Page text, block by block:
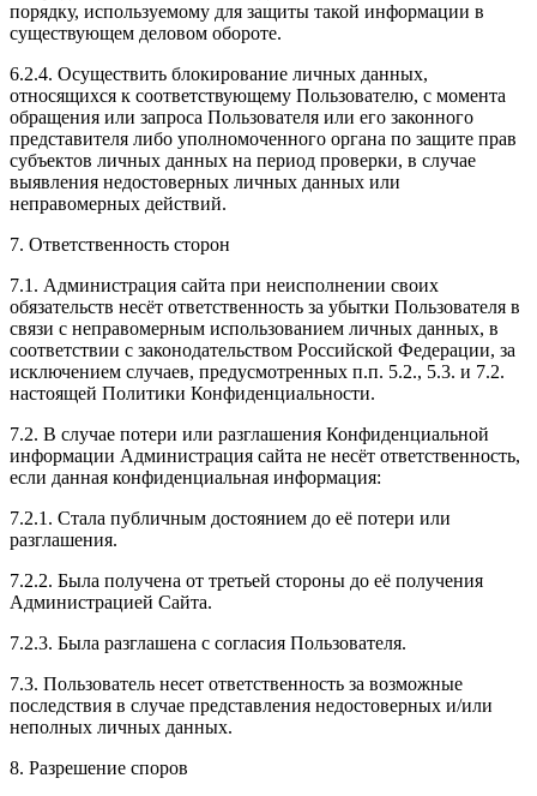
порядку, используемому для защиты такой информации в
существующем деловом обороте.
6.2.4. Осуществить блокирование личных данных,
относящихся к соответствующему Пользователю, с момента
обращения или запроса Пользователя или его законного
представителя либо уполномоченного органа по защите прав
субъектов личных данных на период проверки, в случае
выявления недостоверных личных данных или
неправомерных действий.
7. Ответственность сторон
7.1. Администрация сайта при неисполнении своих
обязательств несёт ответственность за убытки Пользователя в
связи с неправомерным использованием личных данных, в
соответствии с законодательством Российской Федерации, за
исключением случаев, предусмотренных п.п. 5.2., 5.3. и 7.2.
настоящей Политики Конфиденциальности.
7.2. В случае потери или разглашения Конфиденциальной
информации Администрация сайта не несёт ответственность,
если данная конфиденциальная информация:
7.2.1. Стала публичным достоянием до её потери или
разглашения.
7.2.2. Была получена от третьей стороны до её получения
Администрацией Сайта.
7.2.3. Была разглашена с согласия Пользователя.
7.3. Пользователь несет ответственность за возможные
последствия в случае представления недостоверных и/или
неполных личных данных.
8. Разрешение споров